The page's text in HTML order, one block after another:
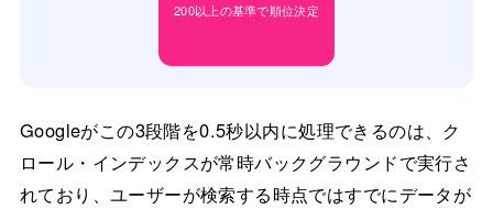
200以上の基準で順位決定
Googleがこの3段階を0.5秒以内に処理できるのは、ク
ロール・インデックスが常時バックグラウンドで実行さ
れており、ユーザーが検索する時点ではすでにデータが